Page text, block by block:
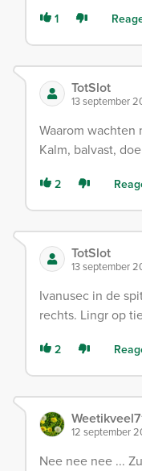
1
TotSlot
13 september
Waarom wachten
Kalm, balvast,
2
TotSlot
13 september
Ivanusec in de
rechts. Lingr op
2
12 september
Nee nee nee ...